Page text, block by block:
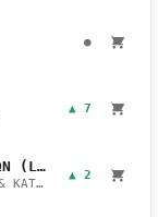
●
▲ 7
ΤΟ ΒΑΛΣ ΤΩΝ ΟΝΕΙΡΩΝ (LIVE)
ΜΠΑΚΟΥΛΗΣ ΔΗΜΗΤΡΗΣ & ΚΑΤΣΙΜΙΧΑ ΜΑΡΙΑΝΑ
▲ 2